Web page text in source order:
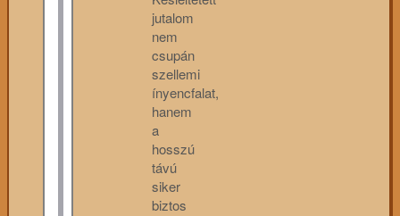
jutalom
nem
csupán
szellemi
ínyencfalat,
hanem
a
hosszú
távú
siker
biztos